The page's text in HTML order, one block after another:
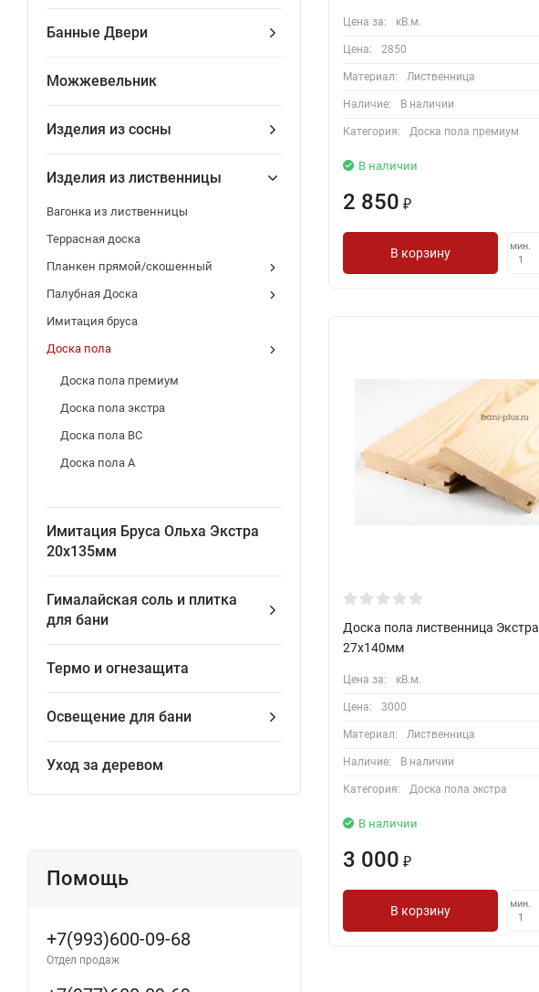
Банные Двери
Можжевельник
Изделия из сосны
Изделия из лиственницы
Вагонка из лиственницы
Террасная доска
Планкен прямой/скошенный
Палубная Доска
Имитация бруса
Доска пола
Доска пола премиум
Доска пола экстра
Доска пола BС
Доска пола А
Имитация Бруса Ольха Экстра
20х135мм
Гималайская соль и плитка
для бани
Термо и огнезащита
Освещение для бани
Уход за деревом
Помощь
+7(993)600-09-68
Отдел продаж
Цена за: кВ.м.
Цена: 2850
Материал: Лиственница
Наличие: В наличии
Категория: Доска пола премиум
В наличии
2 850 ₽
В корзину
мин.
1
Доска пола лиственница Экстра
27х140мм
Цена за: кВ.м.
Цена: 3000
Материал: Лиственница
Наличие: В наличии
Категория: Доска пола экстра
В наличии
3 000 ₽
В корзину
мин.
1